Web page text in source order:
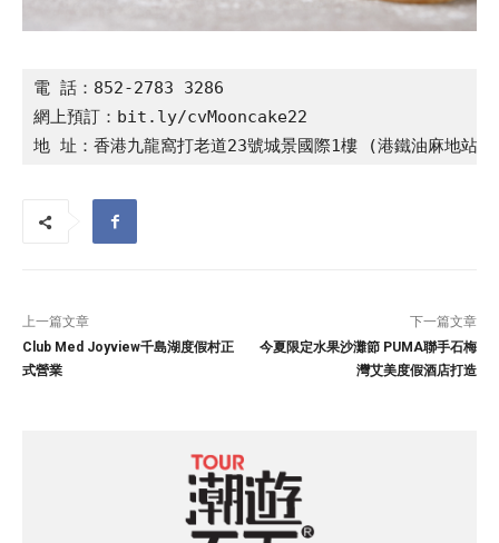
電 話：852-2783 3286
網上預訂：bit.ly/cvMooncake22
地 址：香港九龍窩打老道23號城景國際1樓 (港鐵油麻地站
上一篇文章
Club Med Joyview千島湖度假村正
式營業
下一篇文章
今夏限定水果沙灘節 PUMA聯手石梅
灣艾美度假酒店打造